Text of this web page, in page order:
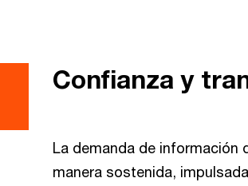
Confianza y
La demanda de información
manera sostenida,